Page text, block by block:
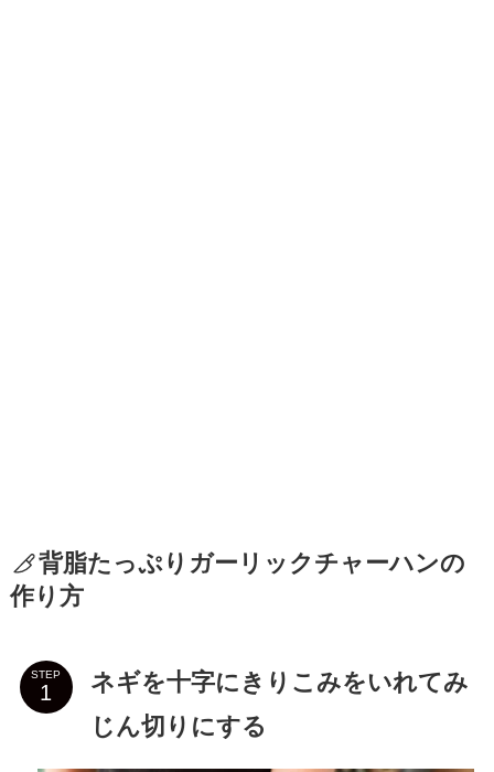
背脂たっぷりガーリックチャーハンの
作り方
STEP
ネギを十字にきりこみをいれてみ
じん切りにする